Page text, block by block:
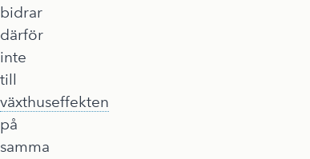
bidrar
därför
inte
till
växthuseffekten
på
samma